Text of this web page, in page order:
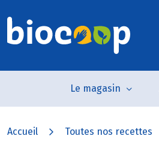
Le magasin
Accueil Toutes nos recettes